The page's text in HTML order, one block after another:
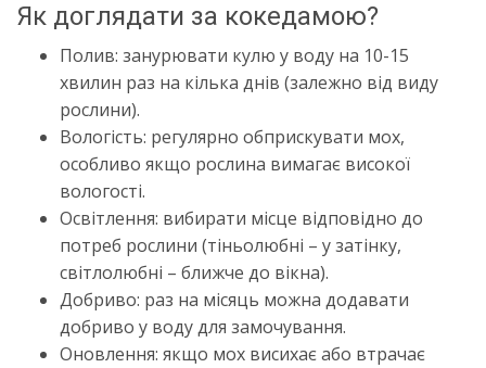
Як доглядати за кокедамою?
Полив: занурювати кулю у воду на 10-15
хвилин раз на кілька днів (залежно від виду
рослини).
Вологість: регулярно обприскувати мох,
особливо якщо рослина вимагає високої
вологості.
Освітлення: вибирати місце відповідно до
потреб рослини (тіньолюбні – у затінку,
світлолюбні – ближче до вікна).
Добриво: раз на місяць можна додавати
добриво у воду для замочування.
Оновлення: якщо мох висихає або втрачає